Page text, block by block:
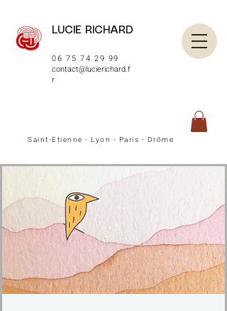
LUCIE RICHARD
06 75 74 29 99
contact@lucierichard.f
r
Saint-Etienne - Lyon - Paris - Drôme